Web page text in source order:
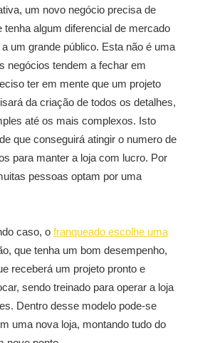
um novo negócio precisa de
tenha algum diferencial de mercado
um grande público. Esta não é uma
negócios tendem a fechar em
ter em mente que um projeto
da criação de todos os detalhes,
até os mais complexos. Isto
que conseguirá atingir o numero de
para manter a loja com lucro. Por
pessoas optam por uma
caso, o franqueado escolhe uma
que tenha um bom desempenho,
receberá um projeto pronto e
sendo treinado para operar a loja
Dentro desse modelo pode-se
uma nova loja, montando tudo do